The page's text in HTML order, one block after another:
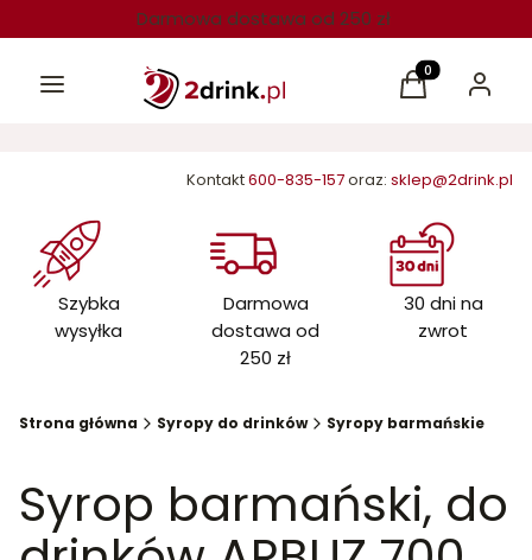
Darmowa dostawa od 250 zł
Menu Produkty w
Koszyk Zaloguj
Kontakt600-835-157oraz: sklep@2drink.pl
Szybka
wysyłka
Darmowa
dostawa od
250 zł
30 dni na
zwrot
Strona główna Syropy do drinków Syropy barmańskie
Syrop barmański, do